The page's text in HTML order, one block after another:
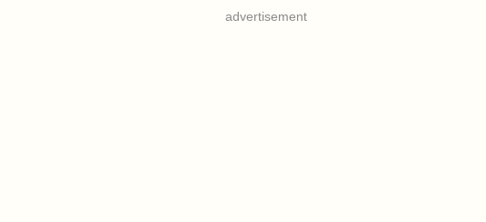
advertisement